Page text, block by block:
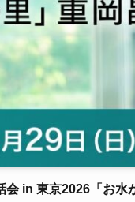
会 in 東京2026「お